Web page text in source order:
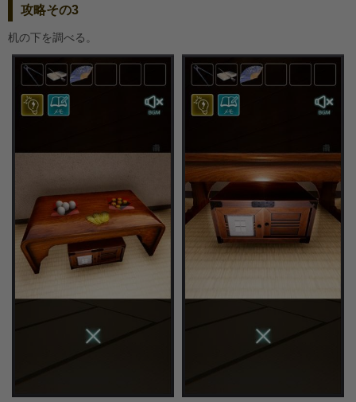
攻略その3
机の下を調べる。